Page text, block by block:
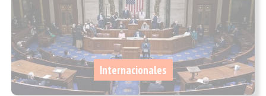
Internacionales